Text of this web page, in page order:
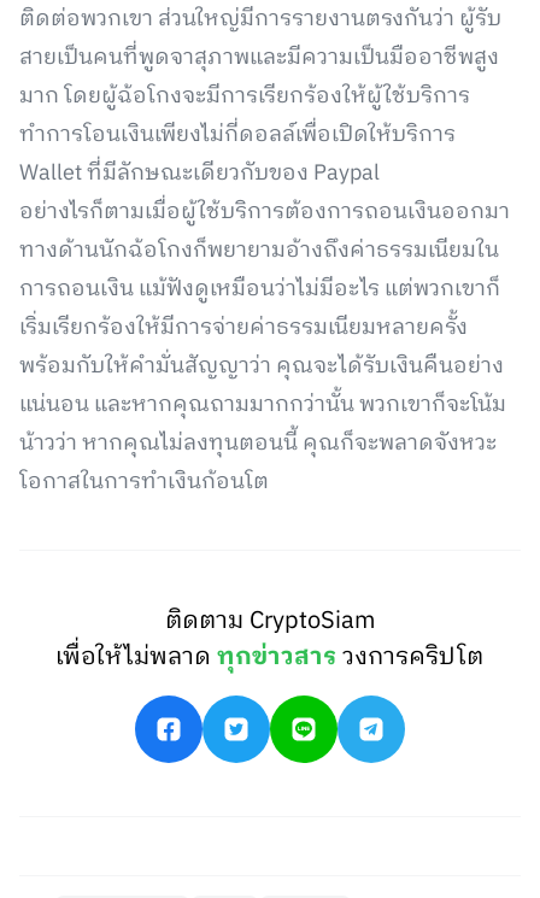
ติดต่อพวกเขา ส่วนใหญ่มีการรายงานตรงกันว่า ผู้รับ
สายเป็นคนที่พูดจาสุภาพและมีความเป็นมืออาชีพสูง
มาก โดยผู้ฉ้อโกงจะมีการเรียกร้องให้ผู้ใช้บริการ
ทำการโอนเงินเพียงไม่กี่ดอลล์เพื่อเปิดให้บริการ
Wallet ที่มีลักษณะเดียวกับของ Paypal
อย่างไรก็ตามเมื่อผู้ใช้บริการต้องการถอนเงินออกมา
ทางด้านนักฉ้อโกงก็พยายามอ้างถึงค่าธรรมเนียมใน
การถอนเงิน แม้ฟังดูเหมือนว่าไม่มีอะไร แต่พวกเขาก็
เริ่มเรียกร้องให้มีการจ่ายค่าธรรมเนียมหลายครั้ง
พร้อมกับให้คำมั่นสัญญาว่า คุณจะได้รับเงินคืนอย่าง
แน่นอน และหากคุณถามมากกว่านั้น พวกเขาก็จะโน้ม
น้าวว่า หากคุณไม่ลงทุนตอนนี้ คุณก็จะพลาดจังหวะ
โอกาสในการทำเงินก้อนโต
ติดตาม CryptoSiam
เพื่อให้ไม่พลาดทุกข่าวสารวงการคริปโต